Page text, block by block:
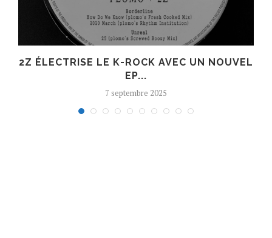
2Z ÉLECTRISE LE K-ROCK AVEC UN NOUVEL
EP...
7 septembre 2025